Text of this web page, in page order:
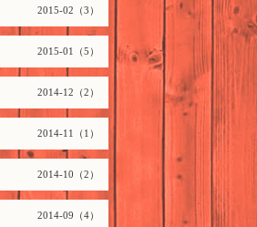
2015-02（3）
2015-01（5）
2014-12（2）
2014-11（1）
2014-10（2）
2014-09（4）